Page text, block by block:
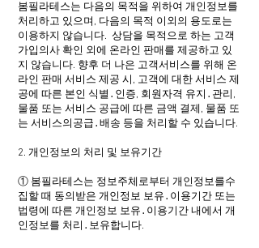
봄필라테스는 다음의 목적을 위하여 개인정보를
처리하고 있으며, 다음의 목적 이외의 용도로는
이용하지 않습니다. 상담을 목적으로 하는 고객
가입의사 확인 외에 온라인 판매를 제공하고 있
지 않습니다. 향후 더 나은 고객서비스를 위해 온
라인 판매 서비스 제공 시, 고객에 대한 서비스 제
공에 따른 본인 식별․인증, 회원자격 유지․관리,
물품 또는 서비스 공급에 따른 금액 결제, 물품 또
는 서비스의공급․배송 등을 처리할 수 있습니다.
2. 개인정보의 처리 및 보유기간
① 봄필라테스는 정보주체로부터 개인정보를수
집할 때 동의받은 개인정보 보유․이용기간 또는
법령에 따른 개인정보 보유․이용기간 내에서 개
인정보를 처리․보유합니다.